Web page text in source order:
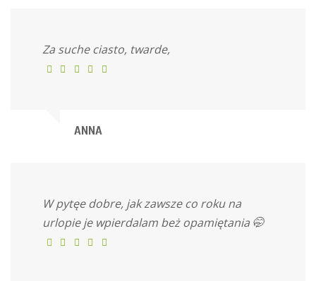
Za suche ciasto, twarde,
ANNA
W pytęe dobre, jak zawsze co roku na
urlopie je wpierdalam beż opamiętania 🤭